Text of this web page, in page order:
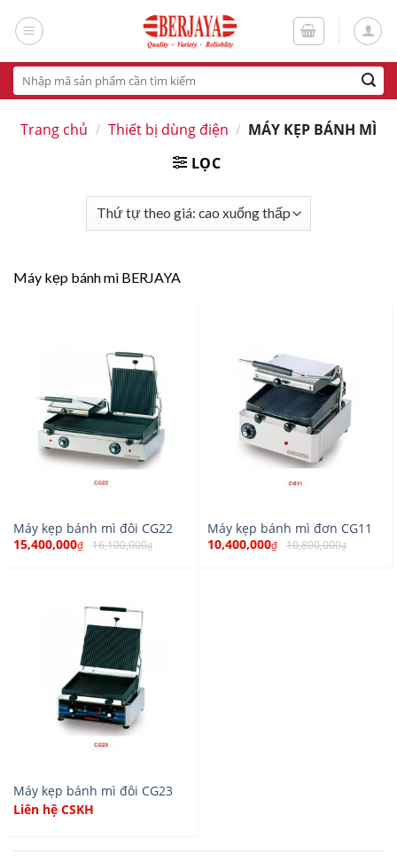
Tìm
kiếm:
Trang chủ / Thiết bị dùng điện / MÁY KẸP BÁNH MÌ
LỌC
Máy kẹp bánh mì BERJAYA
Máy kẹp bánh mì đôi CG22
15,400,000₫ 16,100,000₫
Máy kẹp bánh mì đơn CG11
10,400,000₫ 10,800,000₫
Máy kẹp bánh mì đôi CG23
Liên hệ CSKH